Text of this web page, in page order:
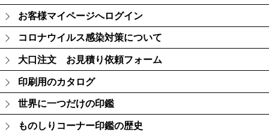
お客様マイページへログイン
コロナウイルス感染対策について
大口注文 お見積り依頼フォーム
印刷用のカタログ
世界に一つだけの印鑑
ものしりコーナー印鑑の歴史